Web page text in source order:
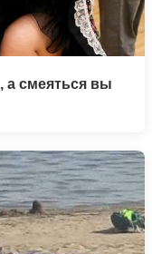
а смеяться вы